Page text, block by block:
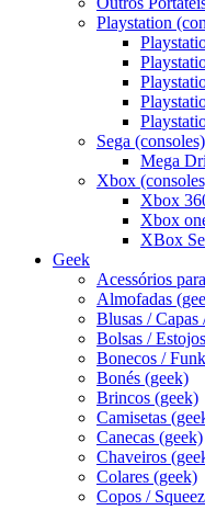
Playstation
Sega (consoles)
Mega
Xbox
Xbox
Xbox
XBox
Geek
Acessórios
Almofadas
Blusas /
Bolsas /
Bonecos /
Bonés (geek)
Brincos (geek)
Camisetas
Canecas (geek)
Chaveiros
Colares (geek)
Copos /